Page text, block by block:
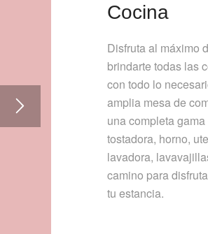
Cocina
Disfruta al máximo
brindarte todas las
con todo lo
amplia mesa de
una completa
tostadora, horno,
lavadora,
camino para
tu estancia.